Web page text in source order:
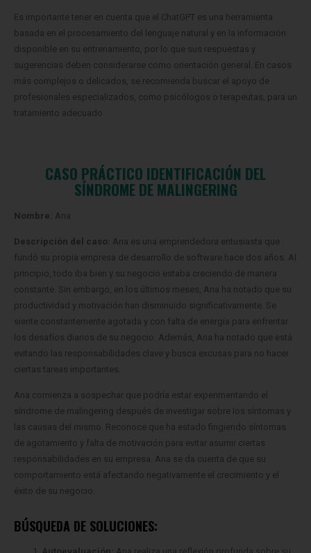
Es importante tener en cuenta que el ChatGPT es una herramienta
basada en el procesamiento del lenguaje natural y en la información
disponible en su entrenamiento, por lo que sus respuestas y
sugerencias deben considerarse como orientación general. En casos
más complejos o delicados, se recomienda buscar el apoyo de
profesionales especializados, como psicólogos o terapeutas, para un
tratamiento adecuado.
CASO PRÁCTICO IDENTIFICACIÓN DEL
SÍNDROME DE MALINGERING
Nombre: Ana
Descripción del caso: Ana es una emprendedora entusiasta que
fundó su propia empresa de desarrollo de software hace dos años. Al
principio, todo iba bien y su negocio estaba creciendo de manera
constante. Sin embargo, en los últimos meses, Ana ha notado que su
productividad y motivación han disminuido significativamente. Se
siente constantemente agotada y con falta de energía para enfrentar
los desafíos diarios de su negocio. Además, Ana ha notado que está
evitando las responsabilidades clave y busca excusas para no hacer
ciertas tareas importantes.
Ana comienza a sospechar que podría estar experimentando el
síndrome de malingering después de investigar sobre los síntomas y
las causas del mismo. Reconoce que ha estado fingiendo síntomas
de agotamiento y falta de motivación para evitar asumir ciertas
responsabilidades en su empresa. Ana se da cuenta de que su
comportamiento está afectando negativamente el crecimiento y el
éxito de su negocio.
BÚSQUEDA DE SOLUCIONES: